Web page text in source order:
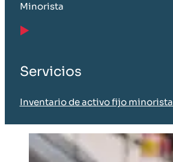
Minorista
Servicios
Inventario de activo fijo minorista